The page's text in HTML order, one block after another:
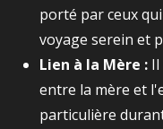
porté par ceux
voyage serein et
Lien à la Mère : Il
entre la mère et
particulière